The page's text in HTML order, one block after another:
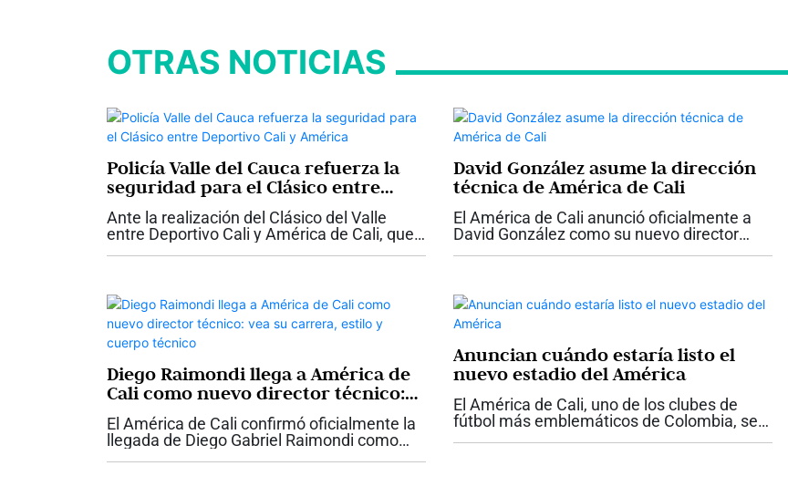
OTRAS NOTICIAS
Policía Valle del Cauca refuerza la
seguridad para el Clásico entre
Deportivo Cali y América
Ante la realización del Clásico del Valle
entre Deportivo Cali y América de Cali, que
David González asume la dirección
técnica de América de Cali
El América de Cali anunció oficialmente a
David González como su nuevo director
Diego Raimondi llega a América de
Cali como nuevo director técnico:
vea su carrera, estilo y cuerpo
técnico
El América de Cali confirmó oficialmente la
llegada de Diego Gabriel Raimondi como
Anuncian cuándo estaría listo el
nuevo estadio del América
El América de Cali, uno de los clubes de
fútbol más emblemáticos de Colombia, se